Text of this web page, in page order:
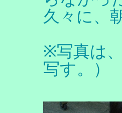
久々に、
※写真は
写す。）